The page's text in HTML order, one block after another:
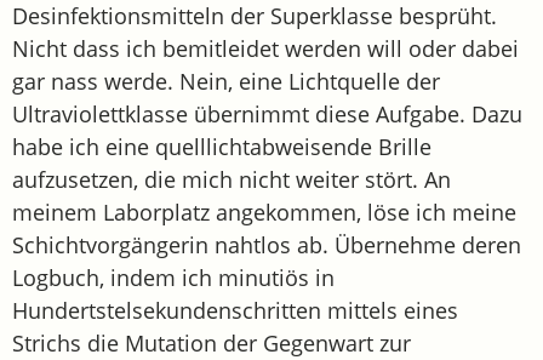
Desinfektionsmitteln der Superklasse besprüht.
Nicht dass ich bemitleidet werden will oder dabei
gar nass werde. Nein, eine Lichtquelle der
Ultraviolettklasse übernimmt diese Aufgabe. Dazu
habe ich eine quelllichtabweisende Brille
aufzusetzen, die mich nicht weiter stört. An
meinem Laborplatz angekommen, löse ich meine
Schichtvorgängerin nahtlos ab. Übernehme deren
Logbuch, indem ich minutiös in
Hundertstelsekundenschritten mittels eines
Strichs die Mutation der Gegenwart zur